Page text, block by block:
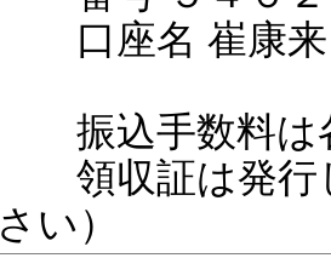
口座名 崔康来
振込手数料は
領収証は発行
さい）